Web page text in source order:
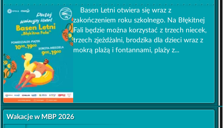
Basen Letni otwiera się wraz z
zakończeniem roku szkolnego. Na Błękitnej
Fali będzie można korzystać z trzech niecek,
trzech zjeżdżalni, brodzika dla dzieci wraz z
mokrą plażą i fontannami, plaży z...
Wakacje w MBP 2026